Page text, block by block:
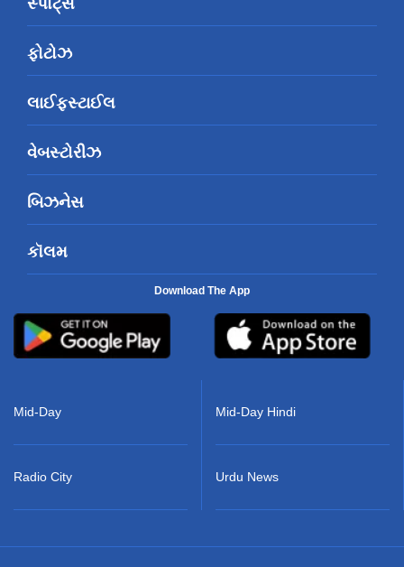
ફોટોઝ
લાઈફસ્ટાઈલ
વેબસ્ટોરીઝ
બિઝનેસ
કૉલમ
Download The App
Mid-Day
Radio City
Mid-Day Hindi
Urdu News